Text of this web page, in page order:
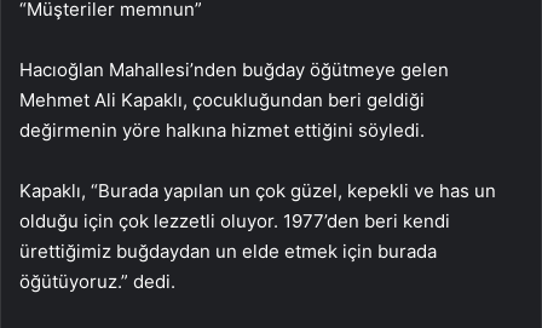
“Müşteriler memnun”
Hacıoğlan Mahallesi’nden buğday öğütmeye gelen
Mehmet Ali Kapaklı, çocukluğundan beri geldiği
değirmenin yöre halkına hizmet ettiğini söyledi.
Kapaklı, “Burada yapılan un çok güzel, kepekli ve has un
olduğu için çok lezzetli oluyor. 1977’den beri kendi
ürettiğimiz buğdaydan un elde etmek için burada
öğütüyoruz.” dedi.